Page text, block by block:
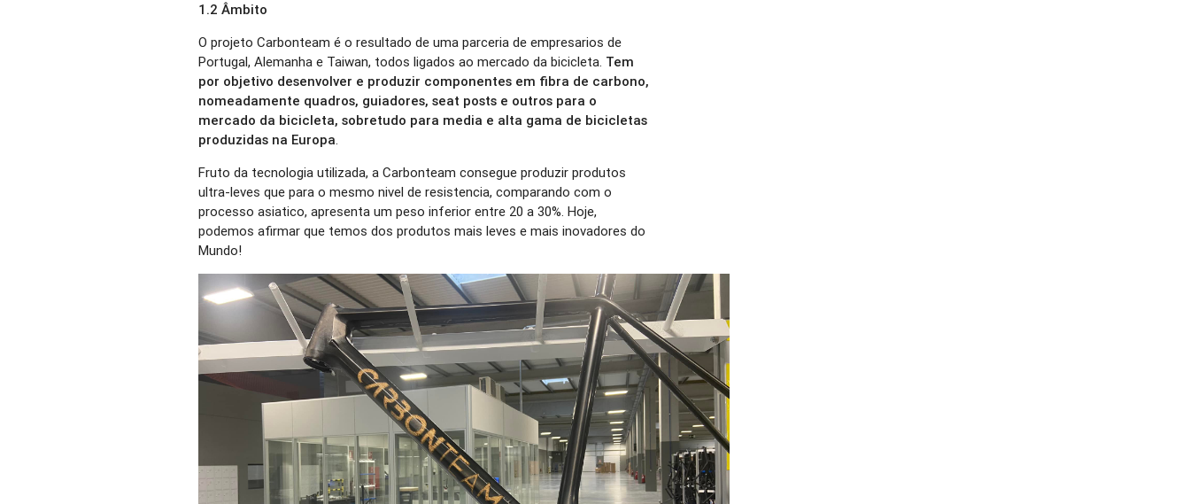
1.2 Âmbito
O projeto Carbonteam é o resultado de uma parceria de empresarios de
Portugal, Alemanha e Taiwan, todos ligados ao mercado da bicicleta. Tem
por objetivo desenvolver e produzir componentes em fibra de carbono,
nomeadamente quadros, guiadores, seat posts e outros para o
mercado da bicicleta, sobretudo para media e alta gama de bicicletas
produzidas na Europa.
Fruto da tecnologia utilizada, a Carbonteam consegue produzir produtos
ultra-leves que para o mesmo nivel de resistencia, comparando com o
processo asiatico, apresenta um peso inferior entre 20 a 30%. Hoje,
podemos afirmar que temos dos produtos mais leves e mais inovadores do
Mundo!